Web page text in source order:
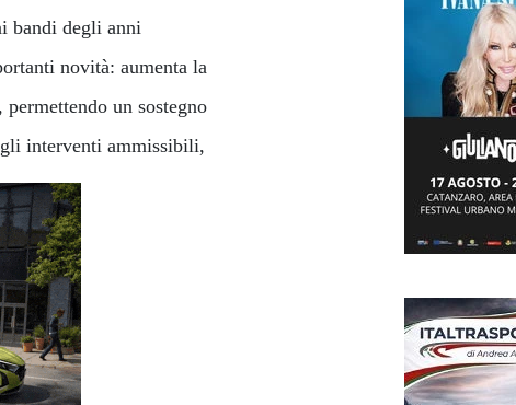
bandi degli anni
novità: aumenta la
un sostegno
interventi ammissibili,